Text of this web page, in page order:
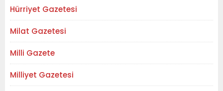
Hürriyet Gazetesi
Milat Gazetesi
Milli Gazete
Milliyet Gazetesi